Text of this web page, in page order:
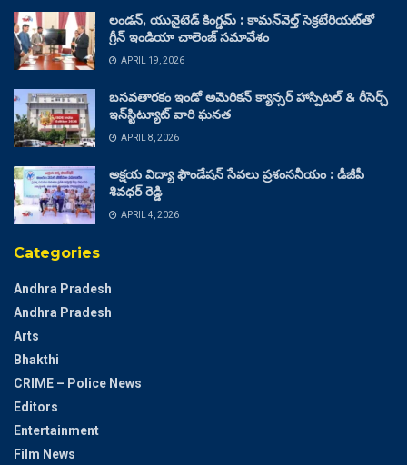
లండన్, యునైటెడ్ కింగ్డమ్ : కామన్‌వెల్త్ సెక్రటేరియట్‌తో
గ్రీన్ ఇండియా చాలెంజ్ సమావేశం
APRIL 19, 2026
బసవతారకం ఇండో అమెరికన్ క్యాన్సర్ హాస్పిటల్ & రీసెర్చ్
ఇన్‌స్టిట్యూట్ వారి ఘనత
APRIL 8, 2026
అక్షయ విద్యా ఫౌండేషన్ సేవలు ప్రశంసనీయం : డీజీపీ
శివధర్ రెడ్డి
APRIL 4, 2026
Categories
Andhra Pradesh
Andhra Pradesh
Arts
Bhakthi
CRIME – Police News
Editors
Entertainment
Film News